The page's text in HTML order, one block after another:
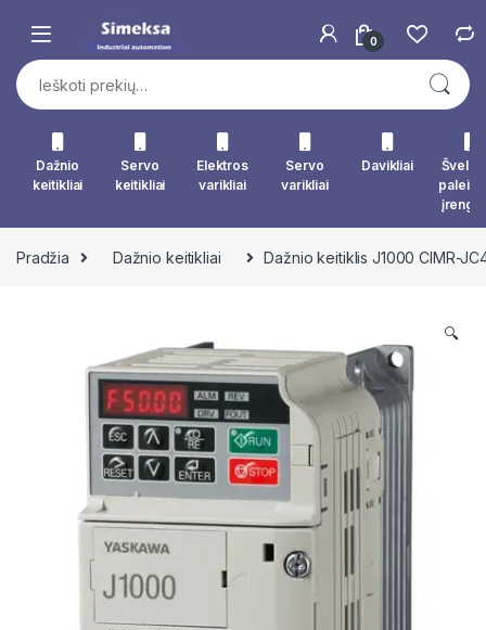
0
Ieškoti:
Dažnio
keitikliai
Servo
keitikliai
Elektros
varikliai
Servo
varikliai
Davikliai
Pradžia Dažnio keitikliai Dažnio keitiklis J1000 CIMR-
🔍